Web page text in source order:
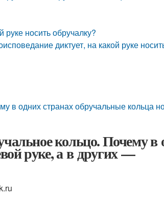
руке носить обручалку?
диктует, на какой руке
в одних странах обручальные кольца
кольцо. Почему в
руке, а в других —